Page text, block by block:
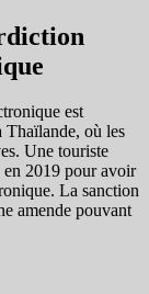
est
Thaïlande, où les
Une touriste
en 2019 pour avoir
La sanction
amende pouvant